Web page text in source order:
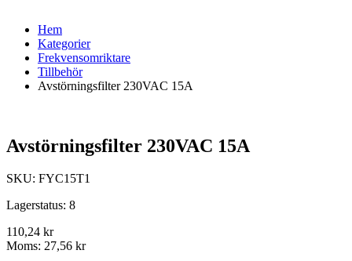
Hem
Kategorier
Frekvensomriktare
Tillbehör
Avstörningsfilter 230VAC 15A
Avstörningsfilter 230VAC 15A
SKU: FYC15T1
Lagerstatus: 8
110,24 kr
Moms: 27,56 kr